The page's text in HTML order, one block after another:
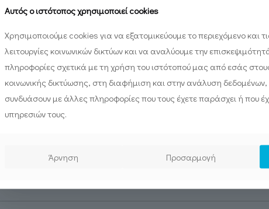
άυλη πολιτιστική κληρονομιά που ακόμη υπάρχει
ερμηνείας, ένα νέο καινοτόμο εργαλείο
Αυτός ο ιστότοπος χρησιμοποιεί cookies
Χρησιμοποιούμε cookies για να εξατομικεύουμε το περιεχόμενο και
λειτουργίες κοινωνικών δικτύων και να αναλύουμε την
πληροφορίες σχετικά με τη χρήση του ιστότοπού μας από εσάς
κοινωνικής δικτύωσης, στη διαφήμιση και στην ανάλυση δεδομένων,
συνδυάσουν με άλλες πληροφορίες που τους έχετε παράσχει ή που
υπηρεσιών τους.
Άρνηση Προσαρμογή